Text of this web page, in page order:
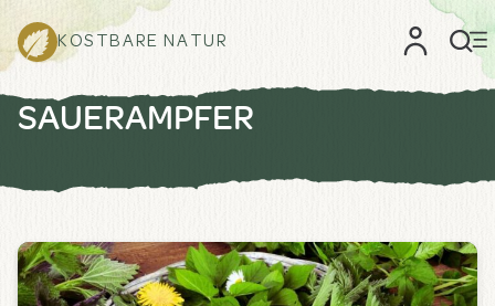
KOSTBARE NATUR
SAUERAMPFER